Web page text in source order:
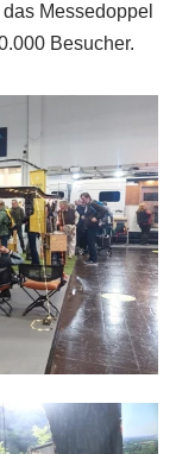
Messedoppel
Besucher.